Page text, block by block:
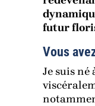
futur
Vous
Je suis né